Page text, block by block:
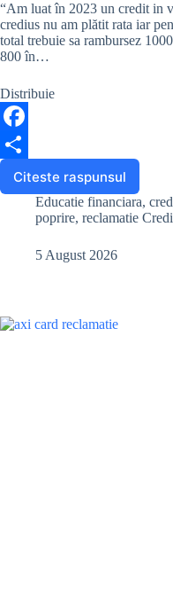
“Am luat în 2023 un credit in
credius nu am plătit rata iar
total trebuie sa rambursez
800 în…
Distribuie
F
o
Citeste raspunsul
Mi
se
poate
poprirea,
dacă
dublu
Educatie financiara,
poprire, reclamatie
5 August 2026